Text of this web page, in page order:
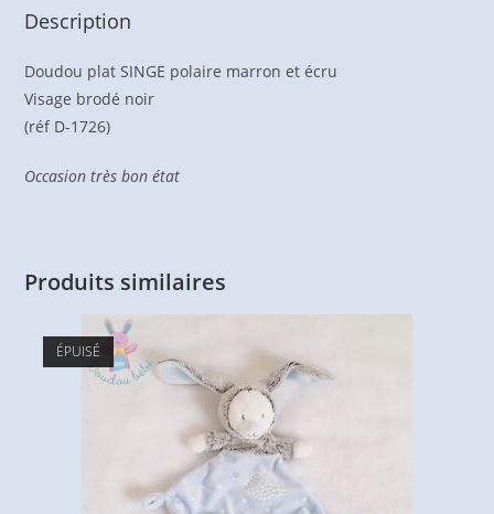
Description
Doudou plat SINGE polaire marron et écru
Visage brodé noir
(réf D-1726)
Occasion très bon état
Produits similaires
ÉPUISÉ